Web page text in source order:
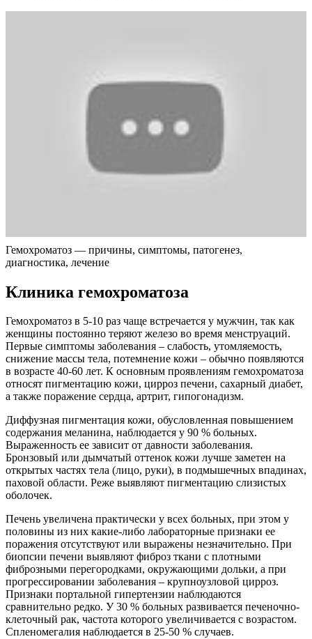
Гемохроматоз — причины, симптомы, патогенез,
диагностика, лечение
Клиника гемохроматоза
Гемохроматоз в 5-10 раз чаще встречается у мужчин, так как
женщины постоянно теряют железо во время менструаций.
Первые симптомы заболевания – слабость, утомляемость,
снижение массы тела, потемнение кожи – обычно появляются
в возрасте 40-60 лет. К основным проявлениям гемохроматоза
относят пигментацию кожи, цирроз печени, сахарный диабет,
а также поражение сердца, артрит, гипогонадизм.
Диффузная пигментация кожи, обусловленная повышением
содержания меланина, наблюдается у 90 % больных.
Выраженность ее зависит от давности заболевания.
Бронзовый или дымчатый оттенок кожи лучше заметен на
открытых частях тела (лицо, руки), в подмышечных впадинах,
паховой области. Реже выявляют пигментацию слизистых
оболочек.
Печень увеличена практически у всех больных, при этом у
половины из них какие-либо лабораторные признаки ее
поражения отсутствуют или выражены незначительно. При
биопсии печени выявляют фиброз ткани с плотными
фиброзными перегородками, окружающими дольки, а при
прогрессировании заболевания – крупноузловой цирроз.
Признаки портальной гипертензии наблюдаются
сравнительно редко. У 30 % больных развивается печеночно-
клеточный рак, частота которого увеличивается с возрастом.
Спленомегалия наблюдается в 25-50 % случаев.